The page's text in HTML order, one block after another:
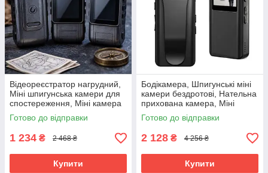
Відеореєстратор нагрудний,
Міні шпигунська камери для
спостереження, Міні камера
на одяг, Прихована нательна
камера, RYH
Готово до відправки
1 234 ₴ 2 468 ₴
Купити
Бодікамера, Шпигунські міні
камери бездротові, Нательна
прихована камера, Міні
камера шпигунська, RYH
Готово до відправки
2 128 ₴ 4 256 ₴
Купити